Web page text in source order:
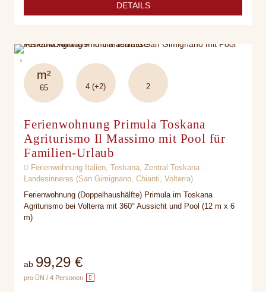
DETAILS
m²
65 4 (+2) 2
Ferienwohnung Primula Toskana
Agriturismo Il Massimo mit Pool für
Familien-Urlaub
Ferienwohnung Italien, Toskana, Zentral Toskana -
Landesinneres (San Gimignano, Chianti, Volterra)
Ferienwohnung (Doppelhaushälfte) Primula im Toskana
Agriturismo bei Volterra mit 360° Aussicht und Pool (12 m x 6
m)
ab 99,29 €
pro ÜN / 4 Personen